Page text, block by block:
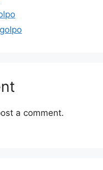
a comment.